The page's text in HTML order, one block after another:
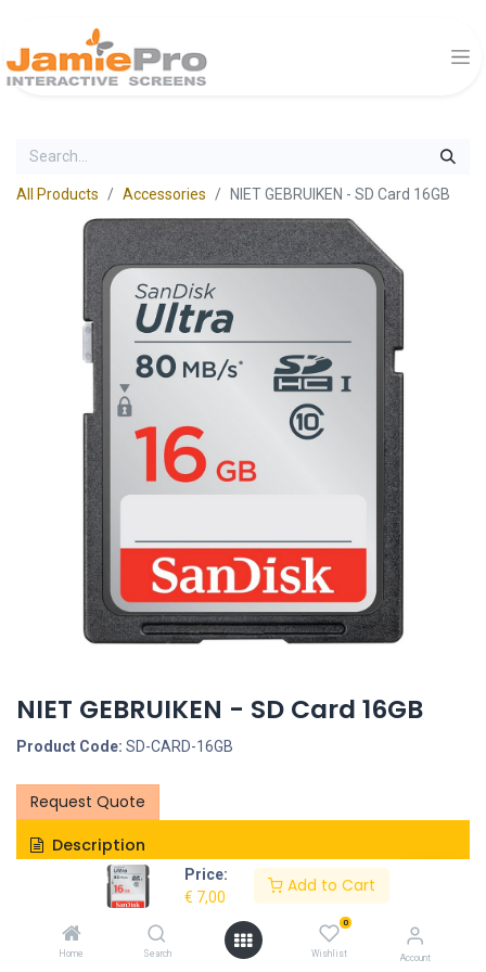
Price:
€ 7,00
Add to Cart
Home Search
0
Wishlist Account
All Products Accessories NIET GEBRUIKEN - SD Card 16GB
NIET GEBRUIKEN - SD Card 16GB
Product Code: SD-CARD-16GB
Request Quote
Description
Specifications